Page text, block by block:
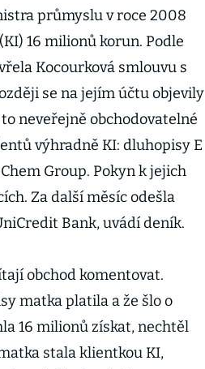
průmyslu v roce 2008
16 milionů korun. Podle
Kocourková smlouvu s
se na jejím účtu objevily
neveřejně obchodovatelné
výhradně KI: dluhopisy E
Group. Pokyn k jejich
Za další měsíc odešla
Bank, uvádí deník.
obchod komentovat.
matka platila a že šlo o
16 milionů získat, nechtěl
stala klientkou KI,